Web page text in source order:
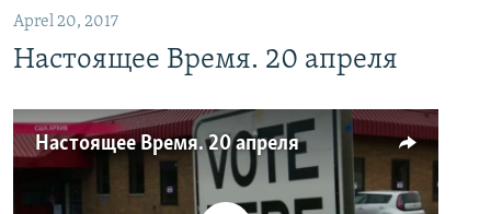
Aprel 20, 2017
Настоящее Время. 20 апреля
Настоящее Время. 20 апреля